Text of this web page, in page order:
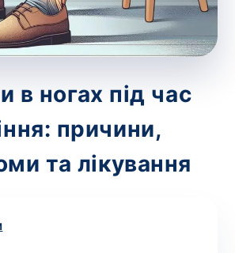
в ногах під час
причини,
та лікування
Аналіз вдома